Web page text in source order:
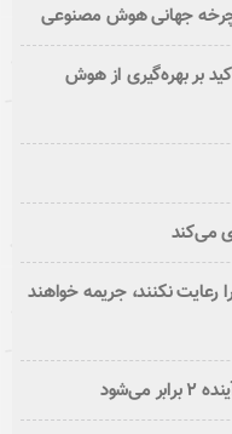
چرخه جهانی هوش مصنوعی
بر بهره‌گیری از هوش
می‌کند
رعایت نکنند، جریمه خواهند